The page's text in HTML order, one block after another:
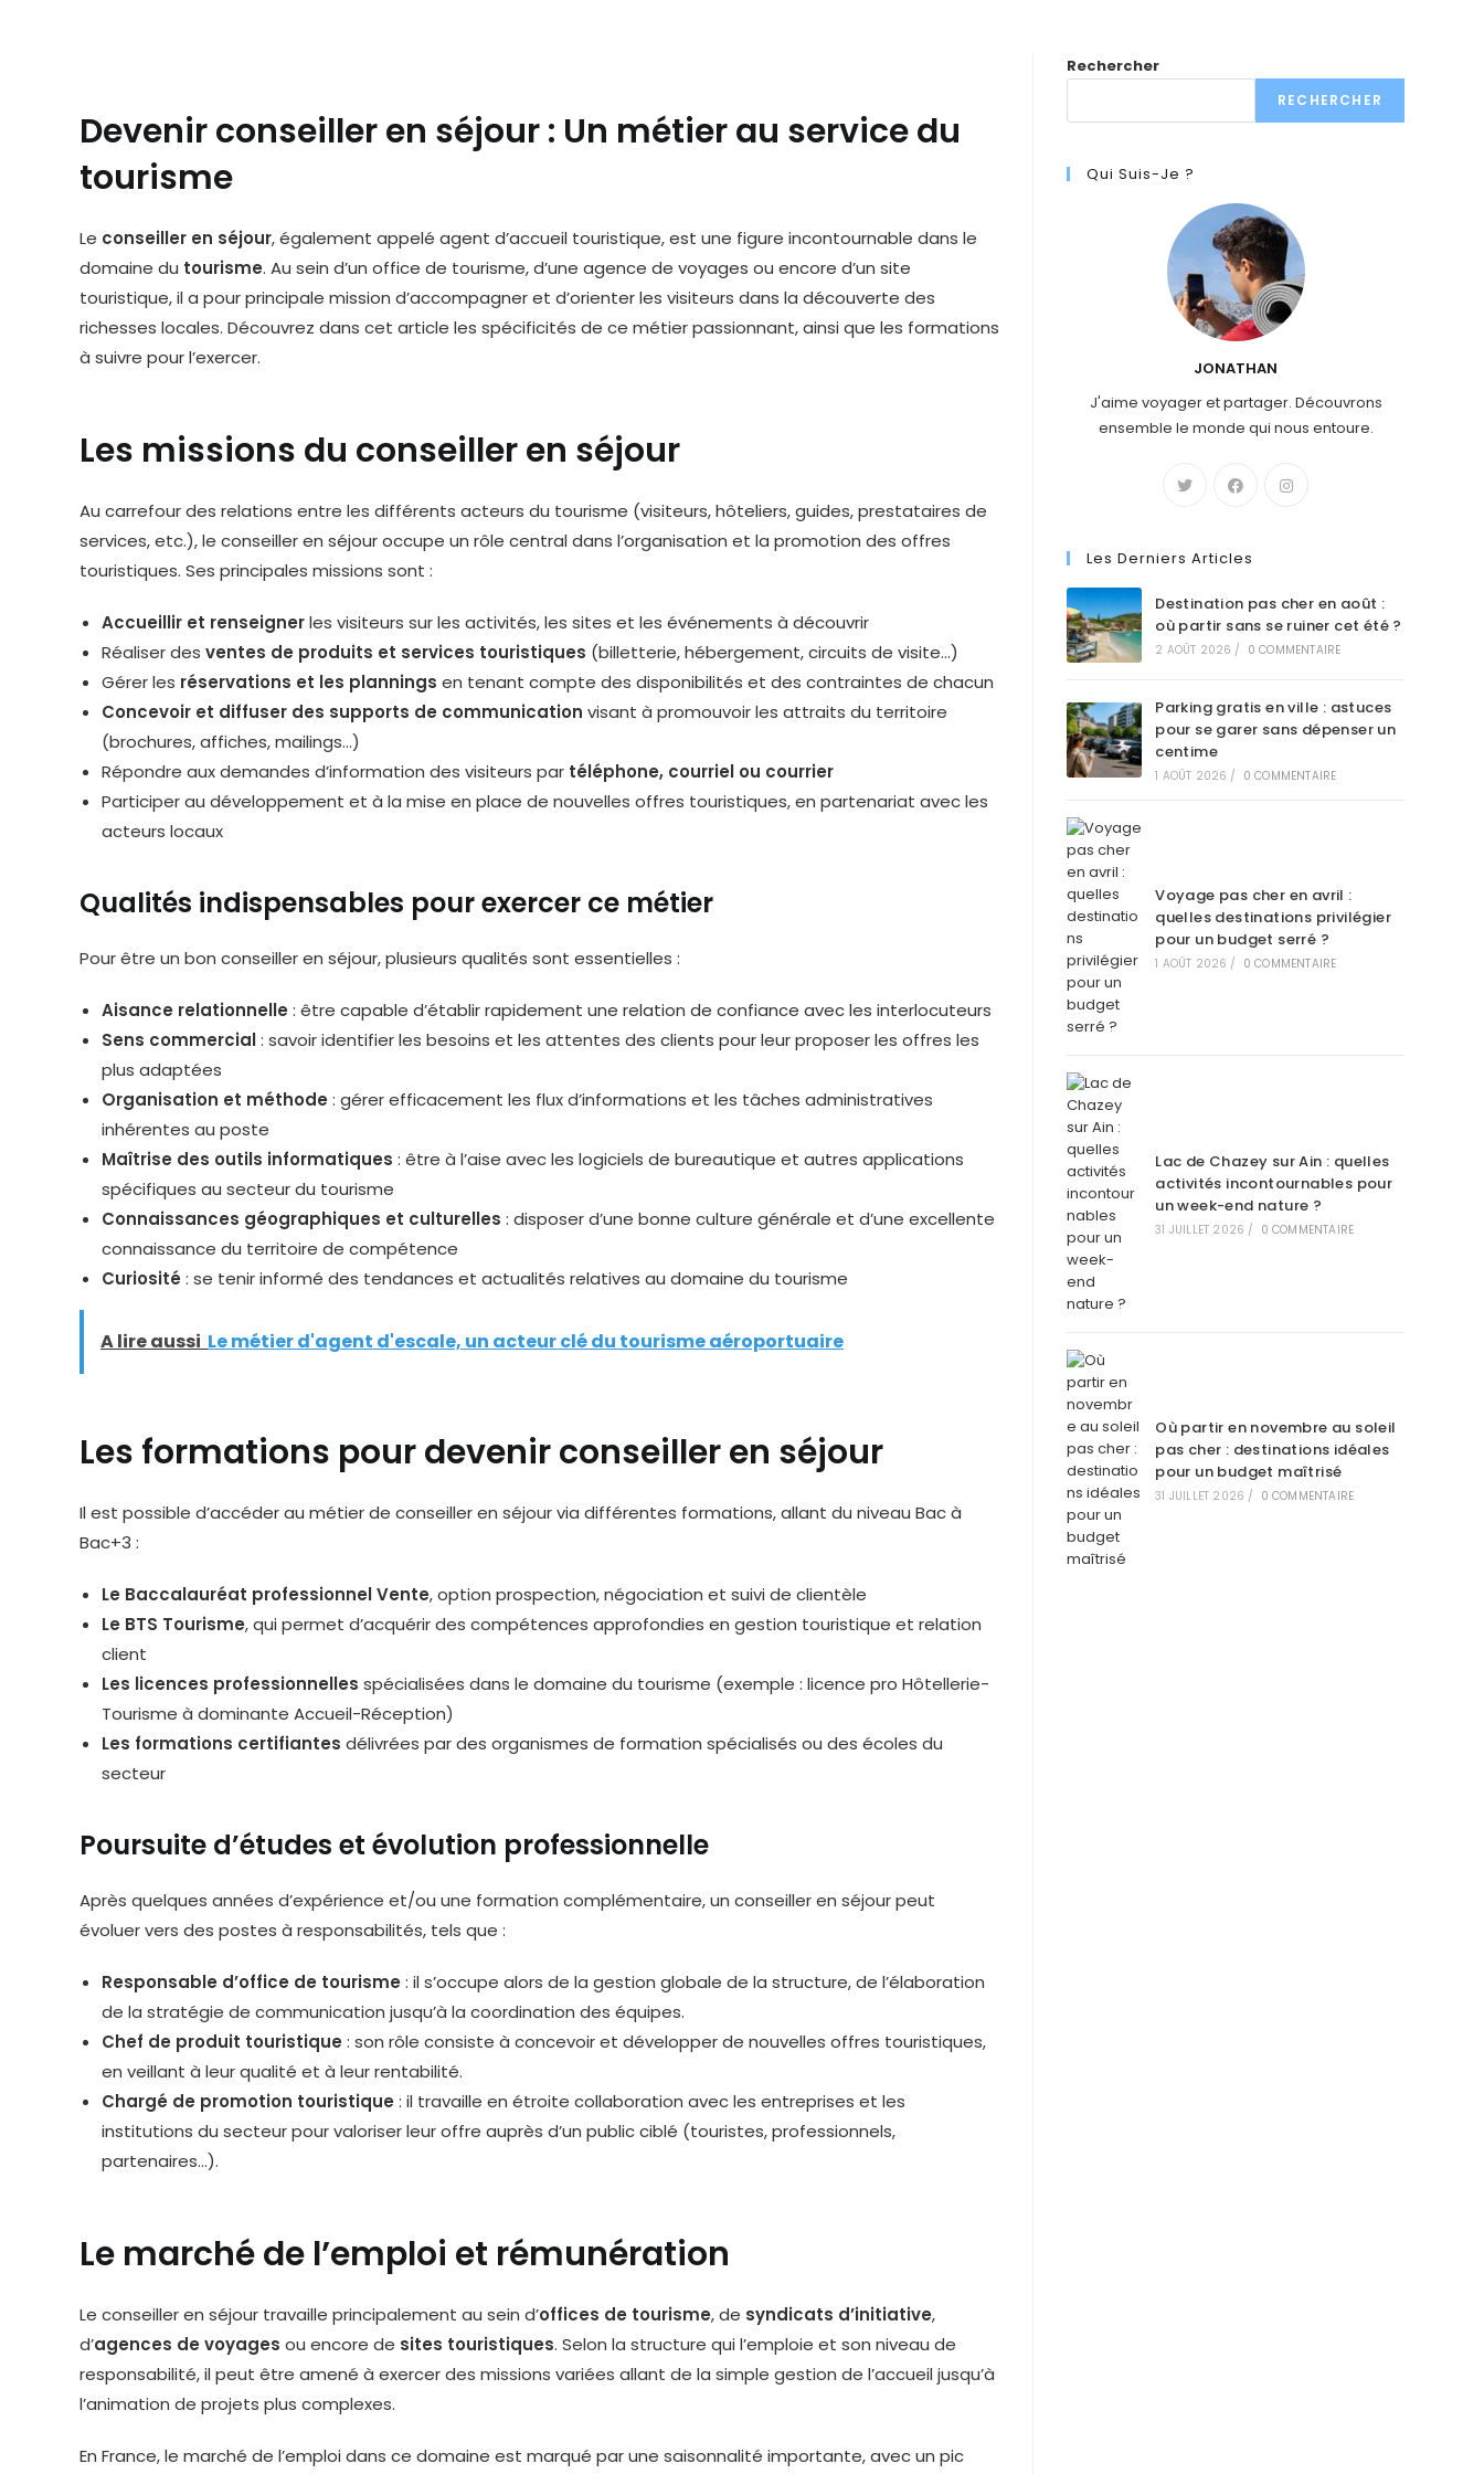
Devenir conseiller en séjour : Un métier au service du
tourisme
Le conseiller en séjour, également appelé agent d’accueil touristique, est une figure incontournable dans le
domaine du tourisme. Au sein d’un office de tourisme, d’une agence de voyages ou encore d’un site
touristique, il a pour principale mission d’accompagner et d’orienter les visiteurs dans la découverte des
richesses locales. Découvrez dans cet article les spécificités de ce métier passionnant, ainsi que les formations
à suivre pour l’exercer.
Les missions du conseiller en séjour
Au carrefour des relations entre les différents acteurs du tourisme (visiteurs, hôteliers, guides, prestataires de
services, etc.), le conseiller en séjour occupe un rôle central dans l’organisation et la promotion des offres
touristiques. Ses principales missions sont :
Accueillir et renseignerles visiteurs sur les activités, les sites et les événements à découvrir
Réaliser des ventes de produits et services touristiques (billetterie, hébergement, circuits de visite…)
Gérer les réservations et les plannings en tenant compte des disponibilités et des contraintes de chacun
Concevoir et diffuser des supports de communication visant à promouvoir les attraits du territoire
(brochures, affiches, mailings…)
Répondre aux demandes d’information des visiteurs par téléphone, courriel ou courrier
Participer au développement et à la mise en place de nouvelles offres touristiques, en partenariat avec les
acteurs locaux
Qualités indispensables pour exercer ce métier
Pour être un bon conseiller en séjour, plusieurs qualités sont essentielles :
Aisance relationnelle : être capable d’établir rapidement une relation de confiance avec les interlocuteurs
Sens commercial: savoir identifier les besoins et les attentes des clients pour leur proposer les offres les
plus adaptées
Organisation et méthode : gérer efficacement les flux d’informations et les tâches administratives
inhérentes au poste
Maîtrise des outils informatiques : être à l’aise avec les logiciels de bureautique et autres applications
spécifiques au secteur du tourisme
Connaissances géographiques et culturelles : disposer d’une bonne culture générale et d’une excellente
connaissance du territoire de compétence
Curiosité : se tenir informé des tendances et actualités relatives au domaine du tourisme
A lire aussi Le métier d'agent d'escale, un acteur clé du tourisme aéroportuaire
Les formations pour devenir conseiller en séjour
Il est possible d’accéder au métier de conseiller en séjour via différentes formations, allant du niveau Bac à
Bac+3 :
Le Baccalauréat professionnel Vente, option prospection, négociation et suivi de clientèle
Le BTS Tourisme, qui permet d’acquérir des compétences approfondies en gestion touristique et relation
client
Les licences professionnelles spécialisées dans le domaine du tourisme (exemple : licence pro Hôtellerie-
Tourisme à dominante Accueil-Réception)
Les formations certifiantes délivrées par des organismes de formation spécialisés ou des écoles du
secteur
Poursuite d’études et évolution professionnelle
Après quelques années d’expérience et/ou une formation complémentaire, un conseiller en séjour peut
évoluer vers des postes à responsabilités, tels que :
Responsable d’office de tourisme : il s’occupe alors de la gestion globale de la structure, de l’élaboration
de la stratégie de communication jusqu’à la coordination des équipes.
Chef de produit touristique : son rôle consiste à concevoir et développer de nouvelles offres touristiques,
en veillant à leur qualité et à leur rentabilité.
Chargé de promotion touristique : il travaille en étroite collaboration avec les entreprises et les
institutions du secteur pour valoriser leur offre auprès d’un public ciblé (touristes, professionnels,
partenaires…).
Le marché de l’emploi et rémunération
Le conseiller en séjour travaille principalement au sein d’offices de tourisme, de syndicats d’initiative,
d’agences de voyages ou encore de sites touristiques. Selon la structure qui l’emploie et son niveau de
responsabilité, il peut être amené à exercer des missions variées allant de la simple gestion de l’accueil jusqu’à
l’animation de projets plus complexes.
En France, le marché de l’emploi dans ce domaine est marqué par une saisonnalité importante, avec un pic
Rechercher
RECHERCHER
Qui Suis-Je ?
JONATHAN
J'aime voyager et partager. Découvrons
ensemble le monde qui nous entoure.
Les Derniers Articles
Destination pas cher en août :
où partir sans se ruiner cet été ?
2 AOÛT 2026 / 0 COMMENTAIRE
Parking gratis en ville : astuces
pour se garer sans dépenser un
centime
1 AOÛT 2026 / 0 COMMENTAIRE
Voyage pas cher en avril :
quelles destinations privilégier
pour un budget serré ?
1 AOÛT 2026 / 0 COMMENTAIRE
Lac de Chazey sur Ain : quelles
activités incontournables pour
un week-end nature ?
31 JUILLET 2026 / 0 COMMENTAIRE
Où partir en novembre au soleil
pas cher : destinations idéales
pour un budget maîtrisé
31 JUILLET 2026 / 0 COMMENTAIRE